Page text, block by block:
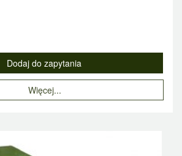
Więcej...